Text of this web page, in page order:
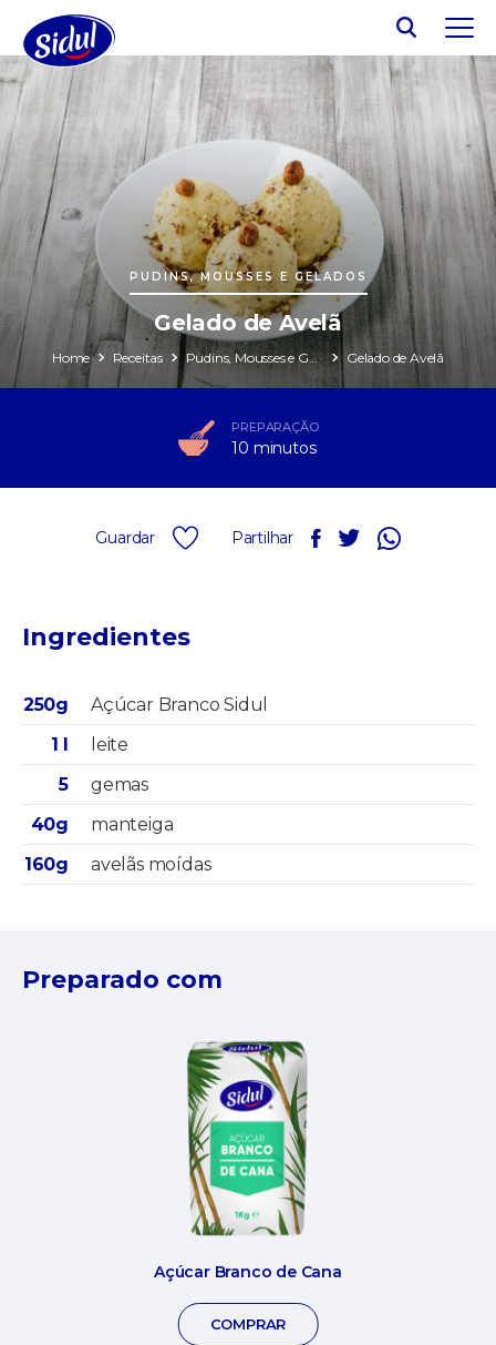
PUDINS, MOUSSES E GELADOS
Gelado de Avelã
Home Receitas Pudins, Mousses e Gelados Gelado de Avelã
PREPARAÇÃO
10 minutos
Guardar Partilhar
Ingredientes
250g
Açúcar Branco Sidul
1 l
leite
5
gemas
40g
manteiga
160g
avelãs moídas
Preparado com
Açúcar Branco de Cana
COMPRAR